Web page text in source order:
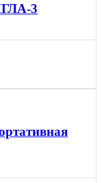
3